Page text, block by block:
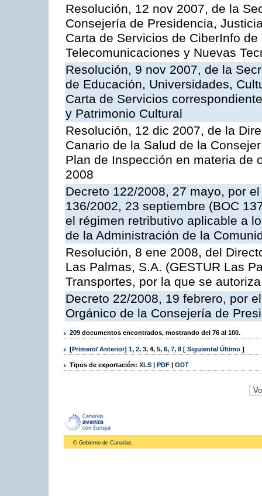
Resolución, 12 nov 2007, de la
Consejería de Presidencia,
Carta de Servicios de CiberInfo
Telecomunicaciones y Nuevas
Resolución, 9 nov 2007, de la
de Educación, Universidades,
Carta de Servicios
y Patrimonio Cultural
Resolución, 12 dic 2007, de la
Canario de la Salud de la
Plan de Inspección en materia de
2008
Decreto 122/2008, 27 mayo, por
136/2002, 23 septiembre (BOC
el régimen retributivo aplicable a
de la Administración de la
Resolución, 8 ene 2008, del
Las Palmas, S.A. (GESTUR Las
Transportes, por la que se
Decreto 22/2008, 19 febrero, por
Orgánico de la Consejería de
209 documentos encontrados, mostrando del 76 al 100.
[Primero/ Anterior] 1, 2, 3, 4, 5, 6, 7, 8 [ Siguiente/ Último ]
Tipos de exportación: XLS | PDF | ODT
© Gobierno de Canarias